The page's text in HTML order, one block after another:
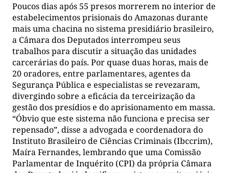
Poucos dias após 55 presos morrerem no interior de
estabelecimentos prisionais do Amazonas durante
mais uma chacina no sistema presidiário brasileiro,
a Câmara dos Deputados interrompeu seus
trabalhos para discutir a situação das unidades
carcerárias do país. Por quase duas horas, mais de
20 oradores, entre parlamentares, agentes da
Segurança Pública e especialistas se revezaram,
divergindo sobre a eficácia da terceirização da
gestão dos presídios e do aprisionamento em massa.
“Óbvio que este sistema não funciona e precisa ser
repensado”, disse a advogada e coordenadora do
Instituto Brasileiro de Ciências Criminais (Ibccrim),
Maíra Fernandes, lembrando que uma Comissão
Parlamentar de Inquérito (CPI) da própria Câmara